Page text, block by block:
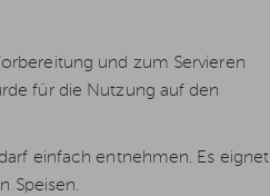
und zum Servieren
für die Nutzung auf den
einfach entnehmen. Es eignet
Speisen.